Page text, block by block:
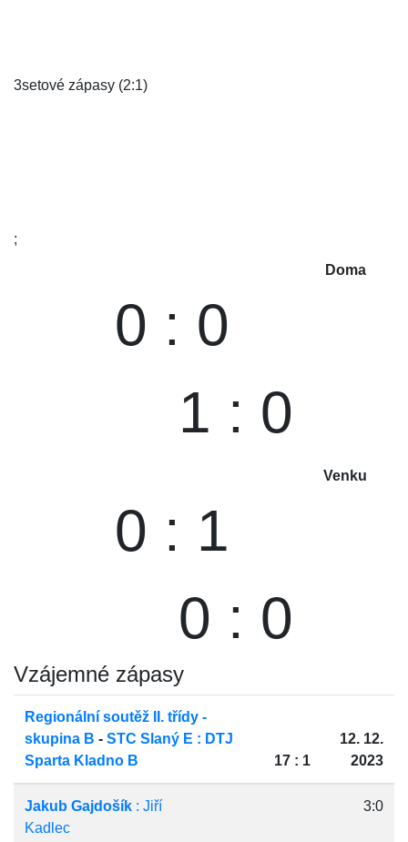
3setové zápasy (2:1)
;
Doma
0 : 0
1 : 0
Venku
0 : 1
0 : 0
Vzájemné zápasy
Regionální soutěž II. třídy -
skupina B - STC Slaný E : DTJ
Sparta Kladno B
17 : 1
12. 12.
2023
Jakub Gajdošík : Jiří
Kadlec
3:0